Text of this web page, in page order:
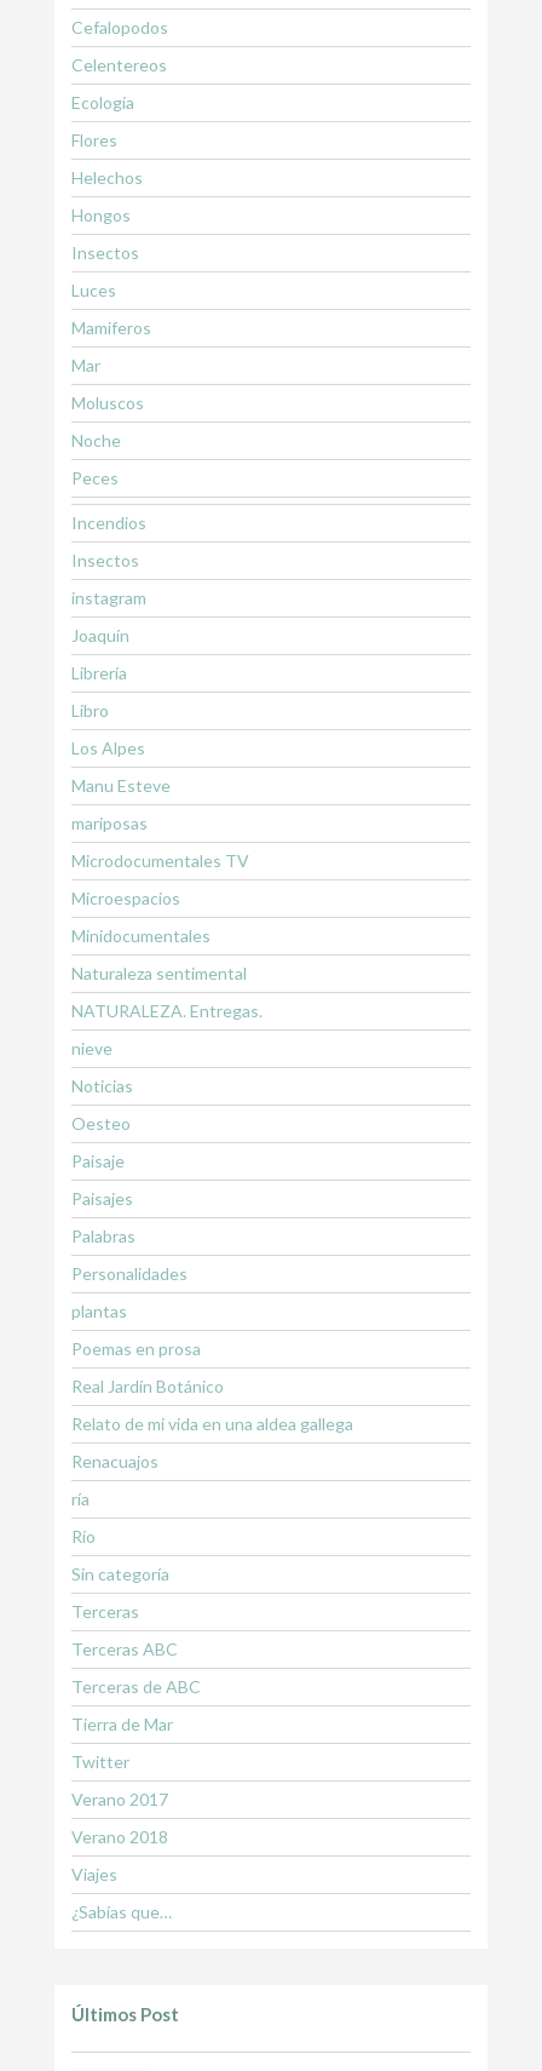
Cefalopodos
Celentereos
Ecología
Flores
Helechos
Hongos
Insectos
Luces
Mamiferos
Mar
Moluscos
Noche
Peces
Incendios
Insectos
instagram
Joaquín
Librería
Libro
Los Alpes
Manu Esteve
mariposas
Microdocumentales TV
Microespacios
Minidocumentales
Naturaleza sentimental
NATURALEZA. Entregas.
nieve
Noticias
Oesteo
Paisaje
Paisajes
Palabras
Personalidades
plantas
Poemas en prosa
Real Jardín Botánico
Relato de mi vida en una aldea gallega
Renacuajos
ría
Río
Sin categoría
Terceras
Terceras ABC
Terceras de ABC
Tierra de Mar
Twitter
Verano 2017
Verano 2018
Viajes
¿Sabías que…
Últimos Post